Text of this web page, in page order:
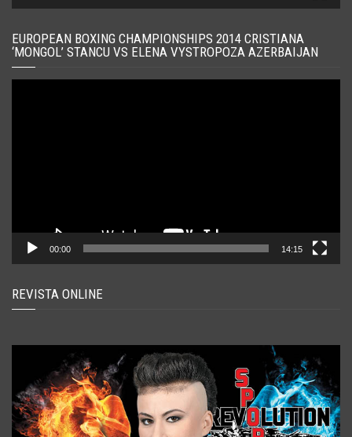
EUROPEAN BOXING CHAMPIONSHIPS 2014 CRISTIANA
‘MONGOL’ STANCU VS ELENA VYSTROPOZA AZERBAIJAN
00:00 14:15
REVISTA ONLINE